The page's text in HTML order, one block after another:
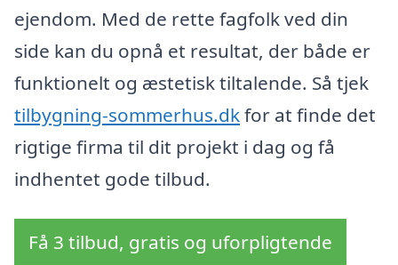
ejendom. Med de rette fagfolk ved din
side kan du opnå et resultat, der både er
funktionelt og æstetisk tiltalende. Så tjek
tilbygning-sommerhus.dkfor at finde det
rigtige firma til dit projekt i dag og få
indhentet gode tilbud.
Få 3 tilbud, gratis og uforpligtende